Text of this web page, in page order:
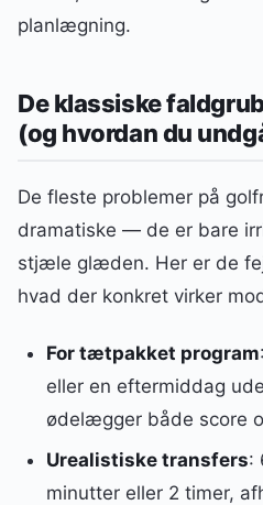
planlægning.
De klassiske
(og hvordan du
De fleste problemer på
dramatiske — de er bare
stjæle glæden. Her er de
hvad der konkret virker
For tætpakket program
eller en eftermiddag
ødelægger både score
Urealistiske transfers:
minutter eller 2 timer,